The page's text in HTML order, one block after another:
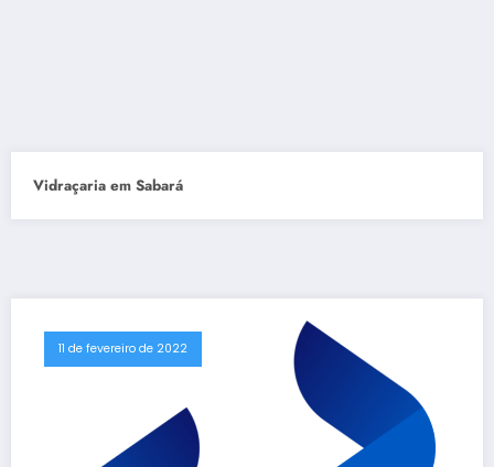
Vidraçaria em Sabará
11 de fevereiro de 2022